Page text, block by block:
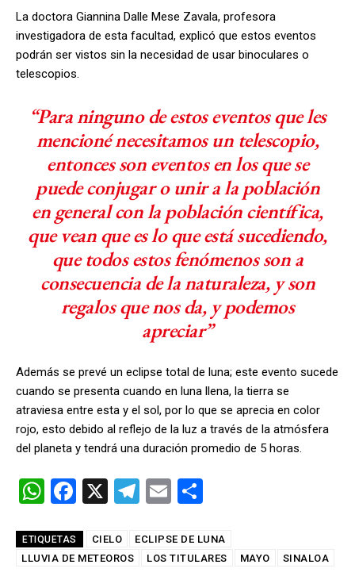
La doctora Giannina Dalle Mese Zavala, profesora
investigadora de esta facultad, explicó que estos eventos
podrán ser vistos sin la necesidad de usar binoculares o
telescopios.
“Para ninguno de estos eventos que les
mencioné necesitamos un telescopio,
entonces son eventos en los que se
puede conjugar o unir a la población
en general con la población científica,
que vean que es lo que está sucediendo,
que todos estos fenómenos son a
consecuencia de la naturaleza, y son
regalos que nos da, y podemos
apreciar”
Además se prevé un eclipse total de luna; este evento sucede
cuando se presenta cuando en luna llena, la tierra se
atraviesa entre esta y el sol, por lo que se aprecia en color
rojo, esto debido al reflejo de la luz a través de la atmósfera
del planeta y tendrá una duración promedio de 5 horas.
W
at
s
F
ce
b
X
T
e
gr
E
ail m
p
ETIQUETAS CIELO
ECLIPSE DE LUNA
LLUVIA DE METEOROS
LOS TITULARES MAYO SINALOA